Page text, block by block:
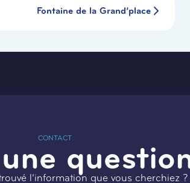
Fontaine de la Grand’place
CONTACT
l’information que vous cherchiez ?